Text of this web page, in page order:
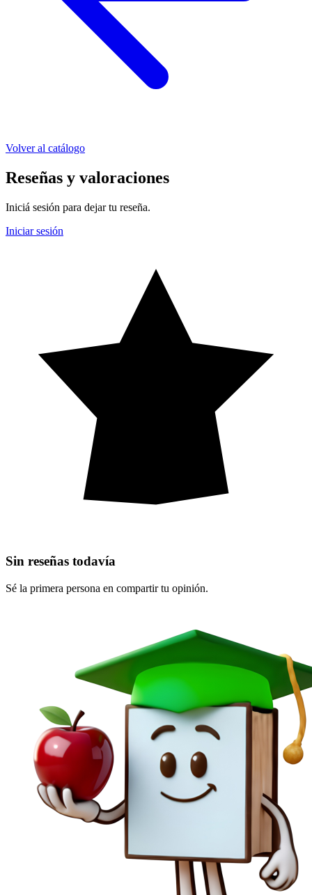
Volver al catálogo
Reseñas y valoraciones
Iniciá sesión para dejar tu reseña.
Iniciar sesión
Sin reseñas todavía
Sé la primera persona en compartir tu opinión.